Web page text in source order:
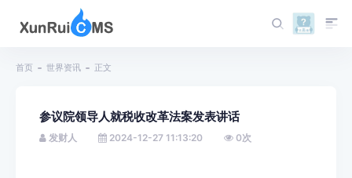
首页 世界资讯 正文
参议院领导人就税收改革法案发表讲话
发财人 2024-12-27 11:13:20 0次